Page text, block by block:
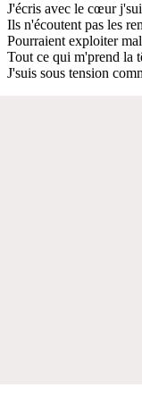
J'écris avec le cœur
Ils n'écoutent pas les
Pourraient exploiter
Tout ce qui m'prend la
J'suis sous tension